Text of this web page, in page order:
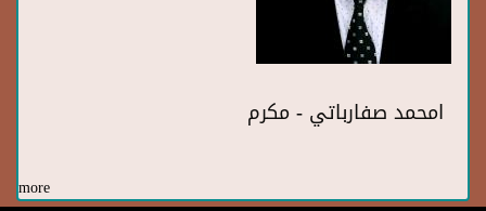
امحمد صفارباتي - مكرم
more